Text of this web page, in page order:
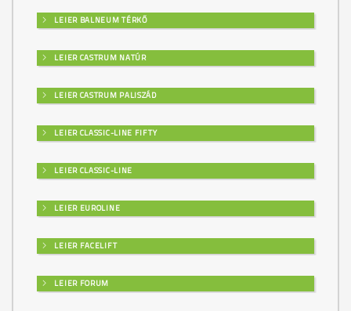
LEIER BALNEUM TÉRKŐ
LEIER CASTRUM NATÚR
LEIER CASTRUM PALISZÁD
LEIER CLASSIC-LINE FIFTY
LEIER CLASSIC-LINE
LEIER EUROLINE
LEIER FACELIFT
LEIER FORUM